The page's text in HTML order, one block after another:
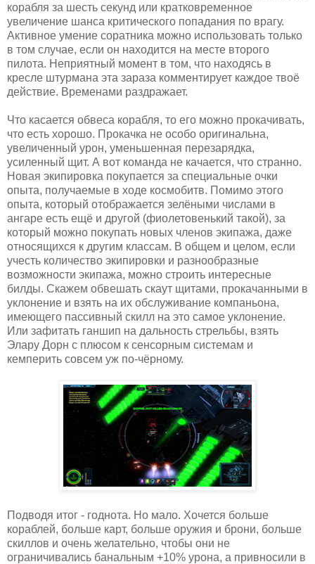
корабля за шесть секунд или кратковременное
увеличение шанса критического попадания по врагу.
Активное умение соратника можно использовать только
в том случае, если он находится на месте второго
пилота. Неприятный момент в том, что находясь в
кресле штурмана эта зараза комментирует каждое твоё
действие. Временами раздражает.
Что касается обвеса корабля, то его можно прокачивать,
что есть хорошо. Прокачка не особо оригинальна,
увеличенный урон, уменьшенная перезарядка,
усиленный щит. А вот команда не качается, что странно.
Новая экипировка покупается за специальные очки
опыта, получаемые в ходе космобитв. Помимо этого
опыта, который отображается зелёными числами в
ангаре есть ещё и другой (фиолетовенький такой), за
который можно покупать новых членов экипажа, даже
относящихся к другим классам. В общем и целом, если
учесть количество экипировки и разнообразные
возможности экипажа, можно строить интересные
билды. Скажем обвешать скаут щитами, прокачанными в
уклонение и взять на их обслуживание компаньона,
имеющего пассивный скилл на это самое уклонение.
Или зафитать ганшип на дальность стрельбы, взять
Элару Дорн с плюсом к сенсорным системам и
кемперить совсем уж по-чёрному.
Подводя итог - годнота. Но мало. Хочется больше
кораблей, больше карт, больше оружия и брони, больше
скиллов и очень желательно, чтобы они не
ограничивались банальным +10% урона, а привносили в